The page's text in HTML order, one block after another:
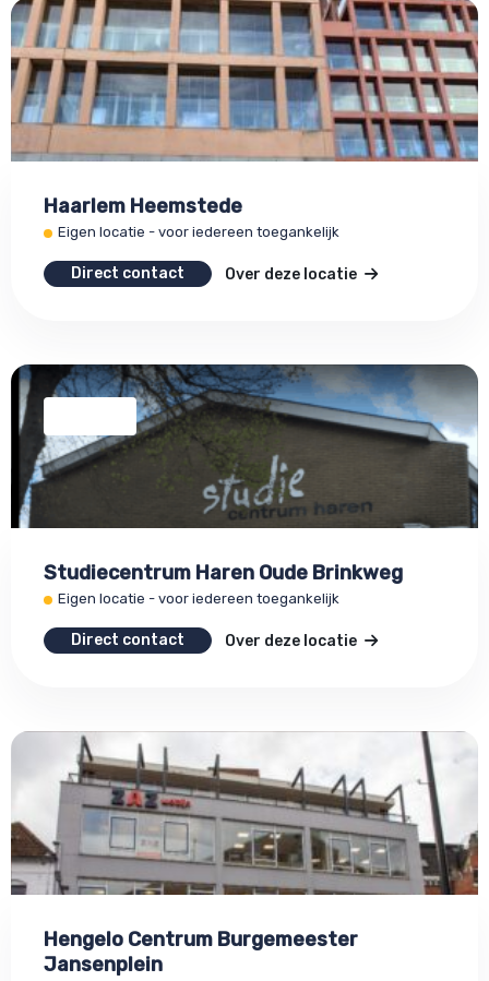
Haarlem Heemstede
Eigen locatie - voor iedereen toegankelijk
Direct contact Over deze locatie
Studiecentrum Haren Oude Brinkweg
Eigen locatie - voor iedereen toegankelijk
Direct contact Over deze locatie
Hengelo Centrum Burgemeester
Jansenplein